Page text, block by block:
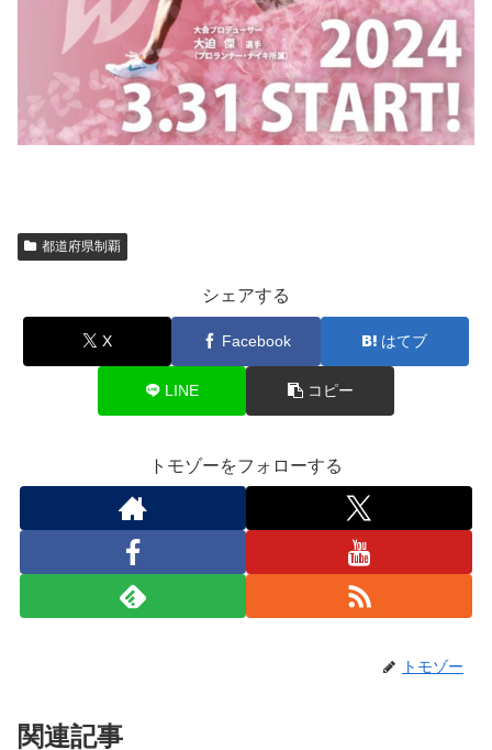
都道府県制覇
シェアする
X Facebook はてブ
LINE コピー
トモゾーをフォローする
トモゾー
関連記事